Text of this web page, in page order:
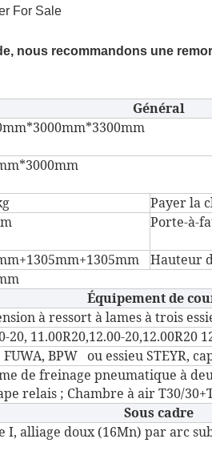
nous recommandons une
Général
Payer la
Porte-à-
Hauteur
Équipement de
à ressort à lames à trois
20, 11.00R20,12.00-20,12.00R20
FUWA, BPW ou essieu STEYR,
de freinage pneumatique à
relais ; Chambre à air T30/
Sous cadre
I, alliage doux (16Mn) par arc